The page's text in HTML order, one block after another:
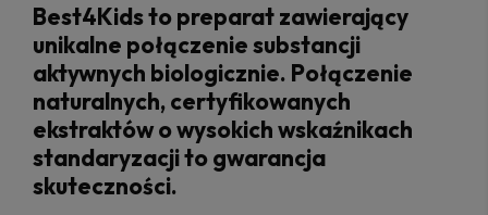
Best4Kids to preparat zawierający
unikalne połączenie substancji
aktywnych biologicznie. Połączenie
naturalnych, certyfikowanych
ekstraktów o wysokich wskaźnikach
standaryzacji to gwarancja
skuteczności.